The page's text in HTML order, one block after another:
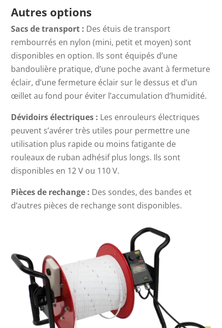
Autres options
Sacs de transport : Des étuis de transport
rembourrés en nylon (mini, petit et moyen) sont
disponibles en option. Ils sont équipés d’une
bandoulière pratique, d’une poche avant à fermeture
éclair, d’une fermeture éclair sur le dessus et d’un
œillet au fond pour éviter l’accumulation d’humidité.
Dévidoirs électriques : Les enrouleurs électriques
peuvent s’avérer très utiles pour permettre une
utilisation plus rapide ou moins fatigante de
rouleaux de ruban adhésif plus longs. Ils sont
disponibles en 12 V ou 110 V.
Pièces de rechange : Des sondes, des bandes et
d’autres pièces de rechange sont disponibles.